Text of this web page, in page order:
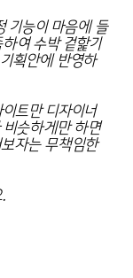
기능이 마음에 들
여 수박 겉핥기
획안에 반영하
트만 디자이너
슷하게만 하면
자는 무책임한